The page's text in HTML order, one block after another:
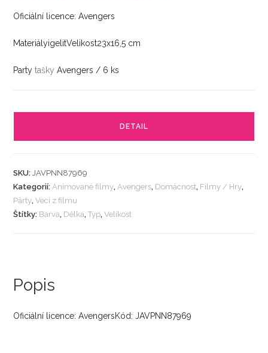
Oficiální licence: Avengers
MateriályigelitVelikost23x16,5 cm
Partytašky Avengers / 6 ks
DETAIL
SKU:JAVPNN87969
Kategorií:Animované filmy,Avengers, Domácnost, Filmy / Hry,
Párty,Veci z filmu
Štítky: Barva, Délka,Typ,Velikost
Popis
Oficiální licence: AvengersKód: JAVPNN87969